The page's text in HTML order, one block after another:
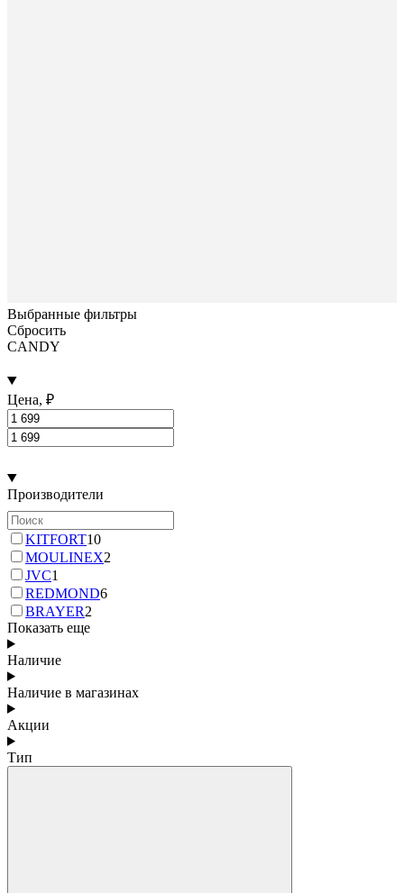
Выбранные фильтры
Сбросить
CANDY
Цена, ₽
Производители
KITFORT10
MOULINEX2
JVC1
REDMOND6
BRAYER2
Показать еще
Наличие
Наличие в магазинах
Акции
Тип